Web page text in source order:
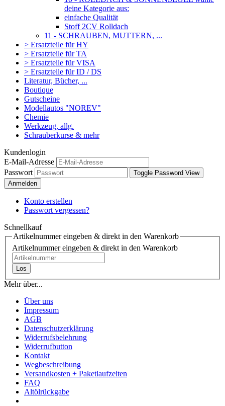
deine Kategorie aus:
einfache Qualität
Stoff 2CV Rolldach
11 - SCHRAUBEN, MUTTERN, ...
> Ersatzteile für HY
> Ersatzteile für TA
> Ersatzteile für VISA
> Ersatzteile für ID / DS
Literatur, Bücher, ...
Boutique
Gutscheine
Modellautos "NOREV"
Chemie
Werkzeug, allg.
Schrauberkurse & mehr
Kundenlogin
E-Mail-Adresse
Passwort
Toggle Password View
Anmelden
Konto erstellen
Passwort vergessen?
Schnellkauf
Artikelnummer eingeben & direkt in den Warenkorb
Artikelnummer eingeben & direkt in den Warenkorb
Los
Mehr über...
Über uns
Impressum
AGB
Datenschutzerklärung
Widerrufsbelehrung
Widerrufbutton
Kontakt
Wegbeschreibung
Versandkosten + Paketlaufzeiten
FAQ
Altölrückgabe